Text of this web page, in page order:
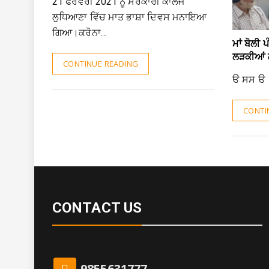
ਲੁਧਿਆਣਾ ਵਿੱਚ ਮਾਤ ਭਾਸ਼ਾ ਦਿਵਸ ਮਨਾਇਆ
ਗਿਆ।ਕਰੋਨਾ…
CONTINUE READING
ਮਾਂ ਬੋਲੀ
ਲੜਕੀਆਂ
ੳ ਸਸ ੳ
CONTACT US